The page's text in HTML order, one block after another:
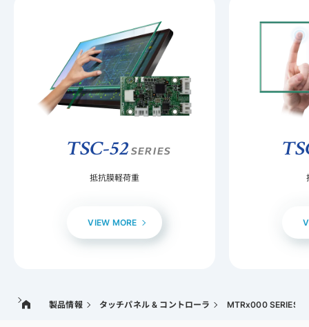
TSC-52 SERIES
抵抗膜軽荷重
VIEW MORE
製品情報 タッチパネル & コントローラ MTRx000 SERIES